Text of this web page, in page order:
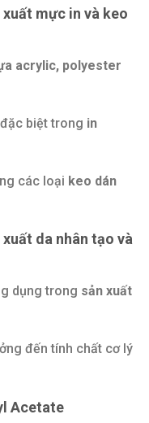
mực in và keo
acrylic, polyester
biệt trong in
các loại keo dán
da nhân tạo và
dụng trong sản xuất
đến tính chất cơ lý
Acetate